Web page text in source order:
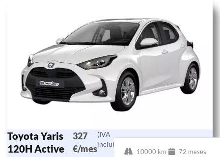
Toyota Yaris
120H Active
327
€/mes
(IVA
incluido)
10000 km
72 meses